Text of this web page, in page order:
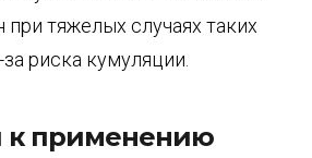
при тяжелых случаях таких
риска кумуляции.
к применению